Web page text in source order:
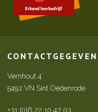
Vernhout 4
5492 VN Sint Oedenrode
+31 (0)6 22 10 47 03